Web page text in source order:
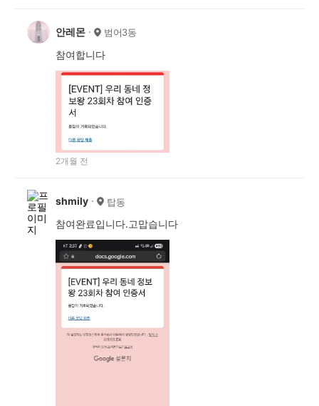
안레몬 범어3동
참여합니다
2개월 전
shmily 탑동
참여완료입니다.고맙습니다